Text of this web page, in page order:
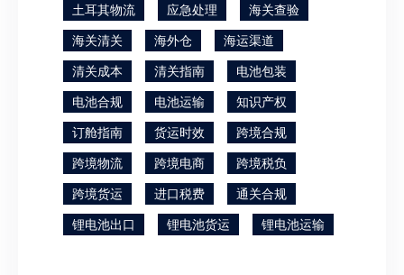
土耳其物流
应急处理
海关查验
海关清关
海外仓
海运渠道
清关成本
清关指南
电池包装
电池合规
电池运输
知识产权
订舱指南
货运时效
跨境合规
跨境物流
跨境电商
跨境税负
跨境货运
进口税费
通关合规
锂电池出口
锂电池货运 锂电池运输